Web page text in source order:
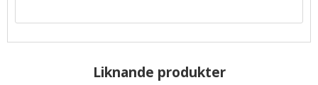
Liknande produkter